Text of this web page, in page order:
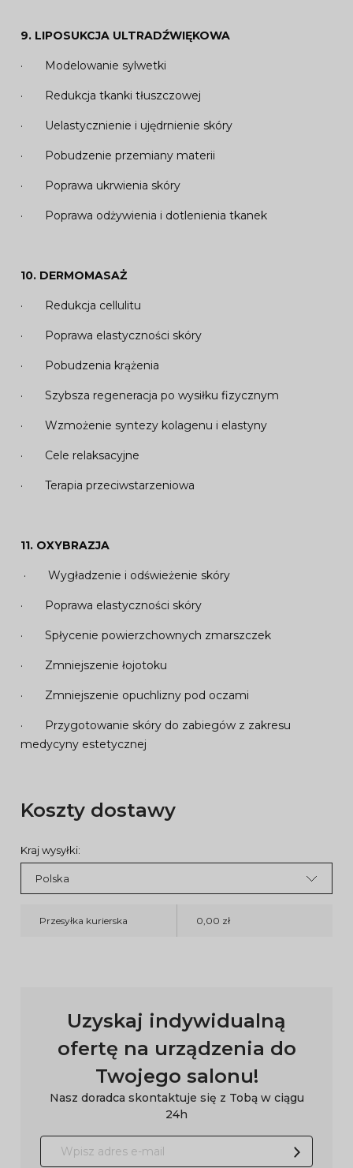
9. LIPOSUKCJA ULTRADŹWIĘKOWA
· Modelowanie sylwetki
· Redukcja tkanki tłuszczowej
· Uelastycznienie i ujędrnienie skóry
· Pobudzenie przemiany materii
· Poprawa ukrwienia skóry
· Poprawa odżywienia i dotlenienia tkanek
10. DERMOMASAŻ
· Redukcja cellulitu
· Poprawa elastyczności skóry
· Pobudzenia krążenia
· Szybsza regeneracja po wysiłku fizycznym
· Wzmożenie syntezy kolagenu i elastyny
· Cele relaksacyjne
· Terapia przeciwstarzeniowa
11. OXYBRAZJA
· Wygładzenie i odświeżenie skóry
· Poprawa elastyczności skóry
· Spłycenie powierzchownych zmarszczek
· Zmniejszenie łojotoku
· Zmniejszenie opuchlizny pod oczami
· Przygotowanie skóry do zabiegów z zakresu
medycyny estetycznej
Koszty dostawy
Kraj wysyłki:
Przesyłka kurierska 0,00 zł
Uzyskaj indywidualną
ofertę na urządzenia do
Twojego salonu!
Nasz doradca skontaktuje się z Tobą w ciągu
24h